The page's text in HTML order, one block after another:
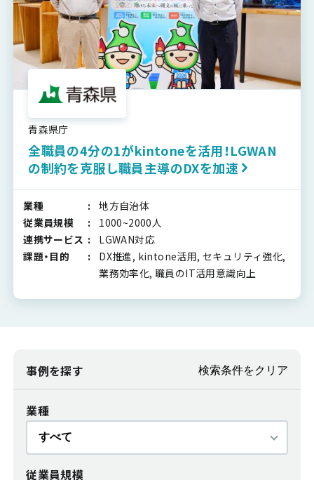
青森県庁
全職員の4分の1がkintoneを活用！LGWAN
の制約を克服し職員主導のDXを加速
業種
地方自治体
従業員規模
1000~2000人
連携サービス
LGWAN対応
課題・目的
DX推進, kintone活用, セキュリティ強化,
業務効率化, 職員のIT活用意識向上
事例を探す 検索条件をクリア
業種
従業員規模